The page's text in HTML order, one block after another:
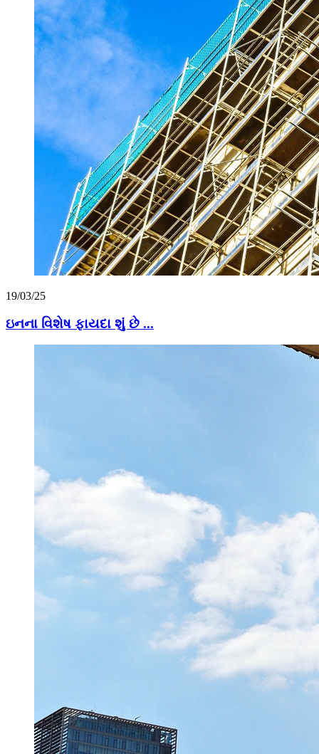
19/03/25
ઇનના વિશેષ ફાયદા શું છે ...